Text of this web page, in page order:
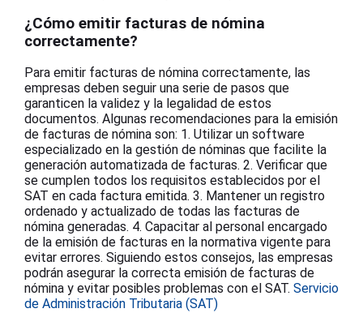
¿Cómo emitir facturas de nómina
correctamente?
Para emitir facturas de nómina correctamente, las
empresas deben seguir una serie de pasos que
garanticen la validez y la legalidad de estos
documentos. Algunas recomendaciones para la emisión
de facturas de nómina son: 1. Utilizar un software
especializado en la gestión de nóminas que facilite la
generación automatizada de facturas. 2. Verificar que
se cumplen todos los requisitos establecidos por el
SAT en cada factura emitida. 3. Mantener un registro
ordenado y actualizado de todas las facturas de
nómina generadas. 4. Capacitar al personal encargado
de la emisión de facturas en la normativa vigente para
evitar errores. Siguiendo estos consejos, las empresas
podrán asegurar la correcta emisión de facturas de
nómina y evitar posibles problemas con el SAT. Servicio
de Administración Tributaria (SAT)